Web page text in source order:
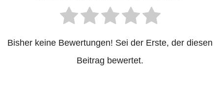
Bisher keine Bewertungen! Sei der Erste, der diesen
Beitrag bewertet.